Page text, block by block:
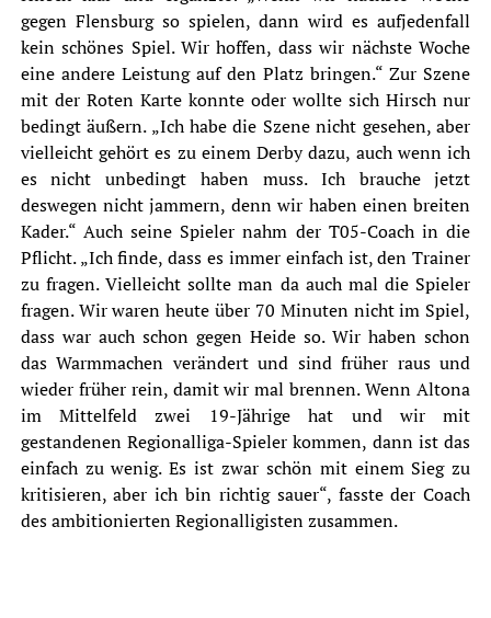
gegen Flensburg so spielen, dann wird es aufjedenfall
kein schönes Spiel. Wir hoffen, dass wir nächste Woche
eine andere Leistung auf den Platz bringen.“ Zur Szene
mit der Roten Karte konnte oder wollte sich Hirsch nur
bedingt äußern. „Ich habe die Szene nicht gesehen, aber
vielleicht gehört es zu einem Derby dazu, auch wenn ich
es nicht unbedingt haben muss. Ich brauche jetzt
deswegen nicht jammern, denn wir haben einen breiten
Kader.“ Auch seine Spieler nahm der T05-Coach in die
Pflicht. „Ich finde, dass es immer einfach ist, den Trainer
zu fragen. Vielleicht sollte man da auch mal die Spieler
fragen. Wir waren heute über 70 Minuten nicht im Spiel,
dass war auch schon gegen Heide so. Wir haben schon
das Warmmachen verändert und sind früher raus und
wieder früher rein, damit wir mal brennen. Wenn Altona
im Mittelfeld zwei 19-Jährige hat und wir mit
gestandenen Regionalliga-Spieler kommen, dann ist das
einfach zu wenig. Es ist zwar schön mit einem Sieg zu
kritisieren, aber ich bin richtig sauer“, fasste der Coach
des ambitionierten Regionalligisten zusammen.